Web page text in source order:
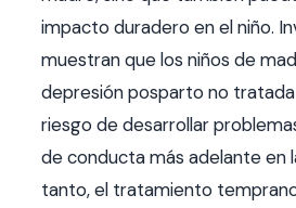
impacto duradero en el niño.
muestran que los niños de
depresión posparto no
riesgo de desarrollar
de conducta más adelante en
tanto, el tratamiento